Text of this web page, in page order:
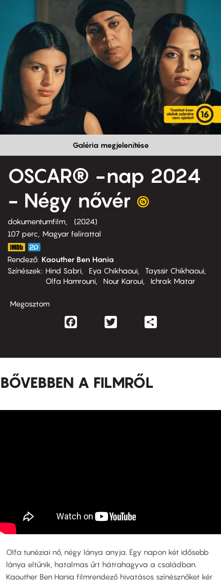
Galéria megjelenítése
OSCAR® -nap 2024
- Négy nővér
dokumentumfilm
2024
107 perc,
Magyar felirattal
Rendező Kaouther Ben Hania
Színészek
Hind Sabri Eya Chikhaoui
Tayssir Chikhaoui
Olfa Hamrouni
Nour Karoui Ichrak Matar
Megosztom
Facebook
BŐVEBBEN A FILMRŐL
Olfa tunéziai nő, négy lánya anyja. Egy napon két idősebb
lánya eltűnik, hatalmas űrt hátrahagyva a családban.
Kaouther Ben Hania filmrendező hivatásos színésznőket kér